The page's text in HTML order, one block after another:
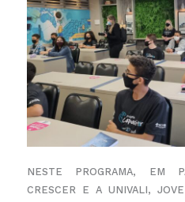
NESTE PROGRAMA, EM
CRESCER E A UNIVALI,